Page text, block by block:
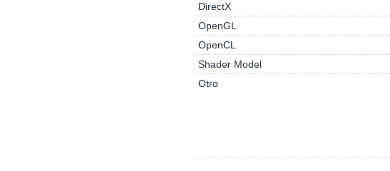
DirectX
OpenGL
OpenCL
Shader Model
Otro